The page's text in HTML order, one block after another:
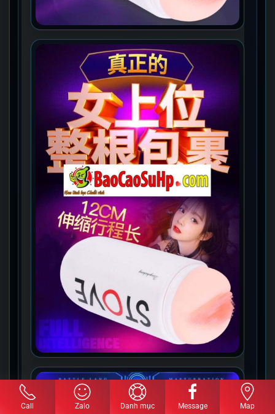
Call Zalo Danh mục Message Map